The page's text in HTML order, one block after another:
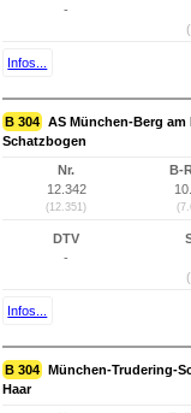
-
Infos...
B 304 AS München-Berg
Schatzbogen
Nr.
12.342
(12.351)
B-
DTV
-
Infos...
B 304 München-Trudering-
Haar